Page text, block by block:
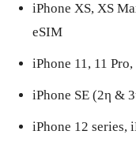
iPhone XS, XS
eSIM
iPhone 11, 11
iPhone SE (2η &
iPhone 12 series,